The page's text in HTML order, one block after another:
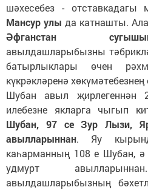
шәхесебез - отставкадагы
Мансур улы да катнашты.
Әфганстан
авылдашларыбызны
батырлыклары өчен
күкрәкләренә
Шубан авыл
илебезне якларга чыгып
Шубан, 97 се Зур Лызи,
авылларыннан. Яу
каһарманның 108 е Шубан,
удмурт
авылдашларыбызның